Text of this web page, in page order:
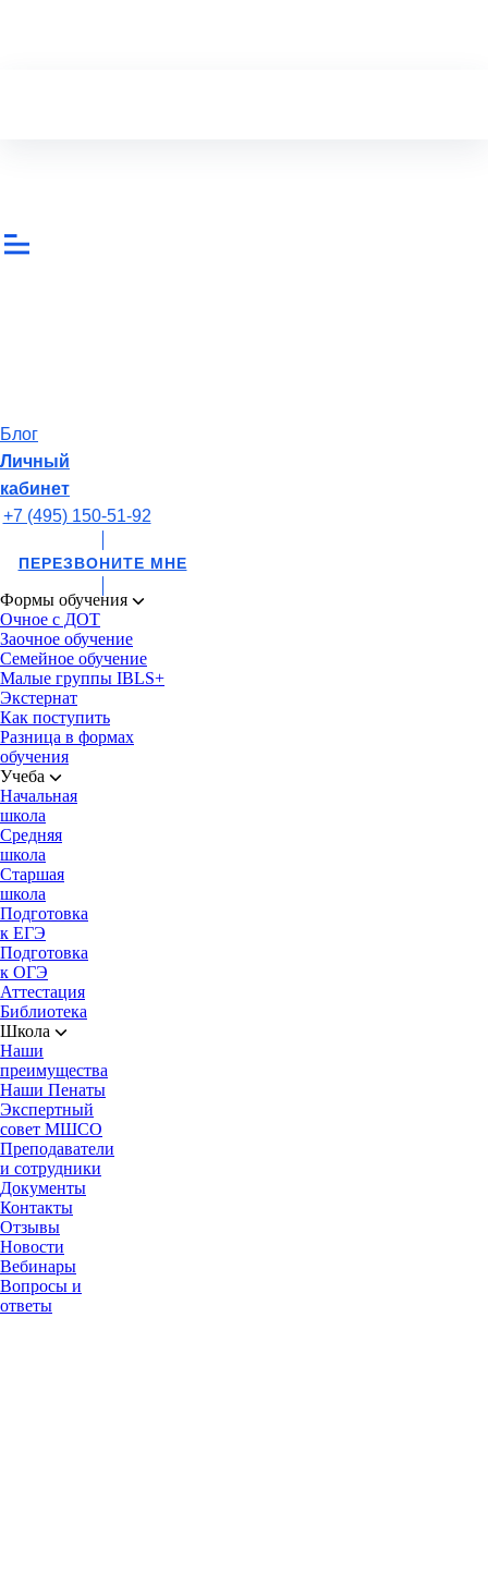
Блог
Личный
кабинет
+7 (495) 150-51-92
ПЕРЕЗВОНИТЕ МНЕ
Формы обучения
Очное с ДОТ
Заочное обучение
Семейное обучение
Малые группы IBLS+
Экстернат
Как поступить
Разница в формах
обучения
Учеба
Начальная
школа
Средняя
школа
Старшая
школа
Подготовка
к ЕГЭ
Подготовка
к ОГЭ
Аттестация
Библиотека
Школа
Наши
преимущества
Наши Пенаты
Экспертный
совет МШСО
Преподаватели
и сотрудники
Документы
Контакты
Отзывы
Новости
Вебинары
Вопросы и
ответы